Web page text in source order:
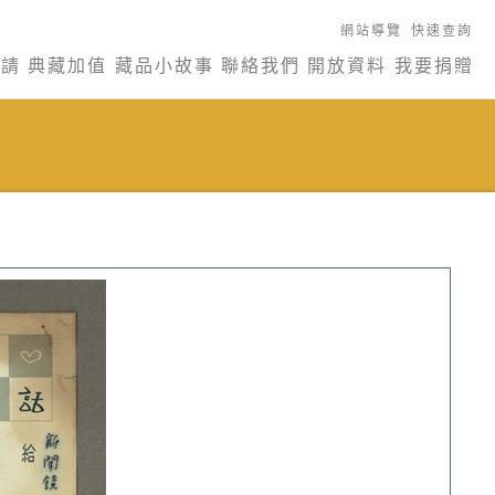
網站導覽 快速查詢
典藏加值 藏品小故事 聯絡我們 開放資料 我要捐贈